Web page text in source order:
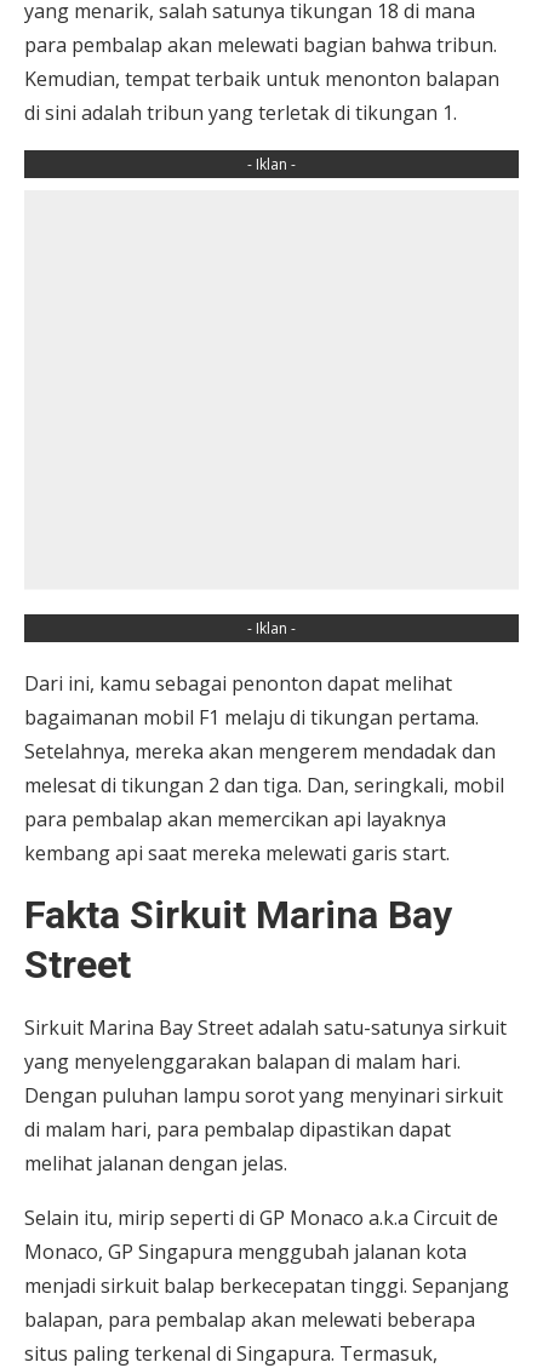
yang menarik, salah satunya tikungan 18 di mana
para pembalap akan melewati bagian bahwa tribun.
Kemudian, tempat terbaik untuk menonton balapan
di sini adalah tribun yang terletak di tikungan 1.
- Iklan -
- Iklan -
Dari ini, kamu sebagai penonton dapat melihat
bagaimanan mobil F1 melaju di tikungan pertama.
Setelahnya, mereka akan mengerem mendadak dan
melesat di tikungan 2 dan tiga. Dan, seringkali, mobil
para pembalap akan memercikan api layaknya
kembang api saat mereka melewati garis start.
Fakta Sirkuit Marina Bay
Street
Sirkuit Marina Bay Street adalah satu-satunya sirkuit
yang menyelenggarakan balapan di malam hari.
Dengan puluhan lampu sorot yang menyinari sirkuit
di malam hari, para pembalap dipastikan dapat
melihat jalanan dengan jelas.
Selain itu, mirip seperti di GP Monaco a.k.a Circuit de
Monaco, GP Singapura menggubah jalanan kota
menjadi sirkuit balap berkecepatan tinggi. Sepanjang
balapan, para pembalap akan melewati beberapa
situs paling terkenal di Singapura. Termasuk,